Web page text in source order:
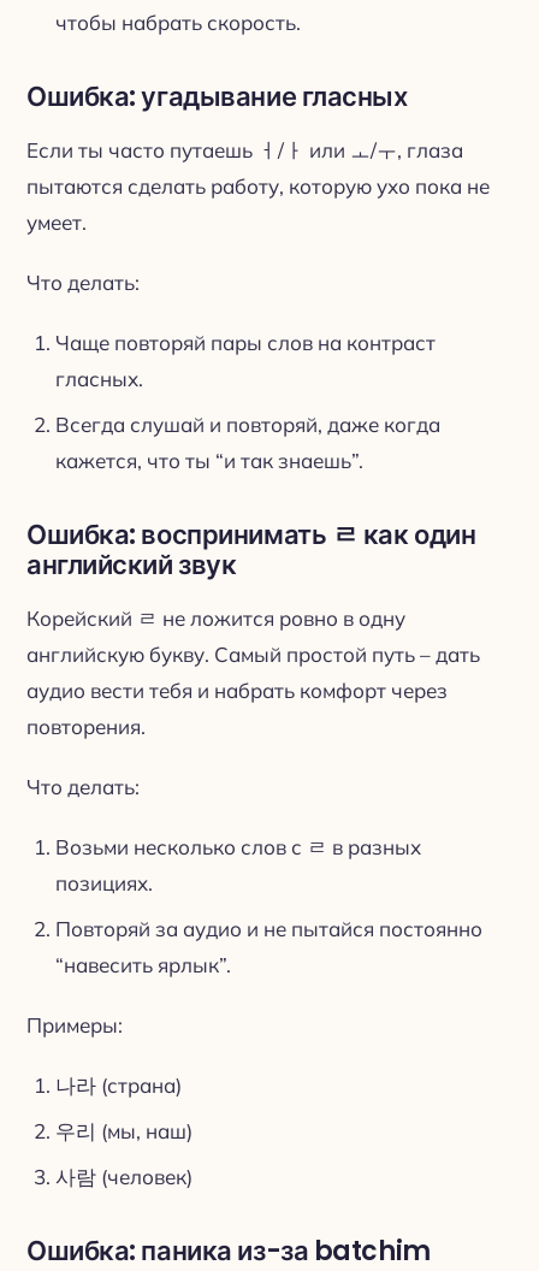
чтобы набрать скорость.
Ошибка: угадывание гласных
Если ты часто путаешь ㅓ/ㅏ или ㅗ/ㅜ, глаза
пытаются сделать работу, которую ухо пока не
умеет.
Что делать:
Чаще повторяй пары слов на контраст
гласных.
Всегда слушай и повторяй, даже когда
кажется, что ты “и так знаешь”.
Ошибка: воспринимать ㄹ как один
английский звук
Корейский ㄹ не ложится ровно в одну
английскую букву. Самый простой путь – дать
аудио вести тебя и набрать комфорт через
повторения.
Что делать:
Возьми несколько слов с ㄹ в разных
позициях.
Повторяй за аудио и не пытайся постоянно
“навесить ярлык”.
Примеры:
나라 (страна)
우리 (мы, наш)
사람 (человек)
Ошибка: паника из-за batchim